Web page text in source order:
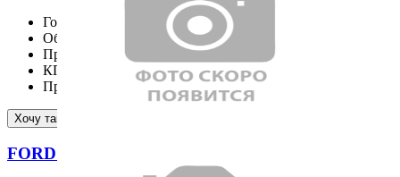
Год выпуска
Объём двигателя
2261 см³
Привод
КПП
Пробег
17170 км
Хочу такой же
FORD MUSTANG